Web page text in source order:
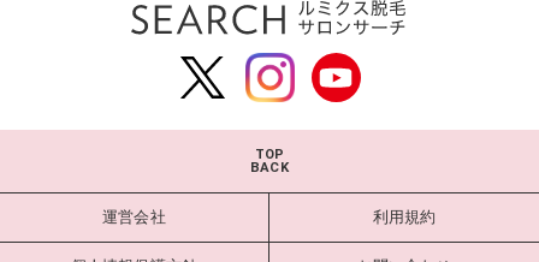
TOP
BACK
運営会社 利用規約